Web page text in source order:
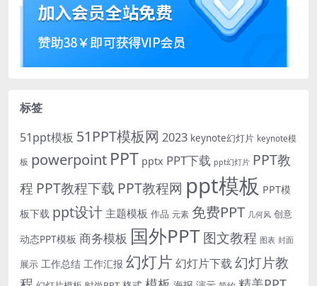
标签
51ppt模板 51PPT模板网 2023 keynote幻灯片 keynote模
板 powerpoint PPT pptx PPT下载 ppt幻灯片 PPT教
程 PPT教程下载 PPT教程网 ppt模板 PPT模
板下载 ppt设计 主题模板 作品 元素 免费PPT 几何风 创意
动态PPT模板 商务模板 国外PPT图文教程 图表 封面
展示 工作总结 工作汇报 幻灯片 幻灯片下载 幻灯片教